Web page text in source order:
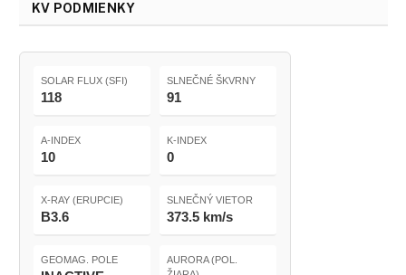
KV PODMIENKY
SOLAR FLUX (SFI)
118
SLNEČNÉ ŠKVRNY
91
A-INDEX
10
K-INDEX
0
X-RAY (ERUPCIE)
B3.6
SLNEČNÝ VIETOR
373.5 km/s
GEOMAG. POLE
AURORA (POL.